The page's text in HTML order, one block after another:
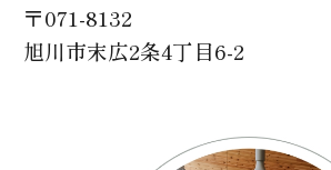
〒071-8132
旭川市末広2条4丁目6-2